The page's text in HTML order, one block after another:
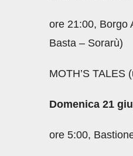
ore 21:00, Borgo
Basta – Sorarù)
MOTH’S TALES
Domenica 21
ore 5:00,